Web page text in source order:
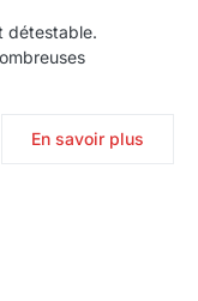
détestable.
En savoir plus